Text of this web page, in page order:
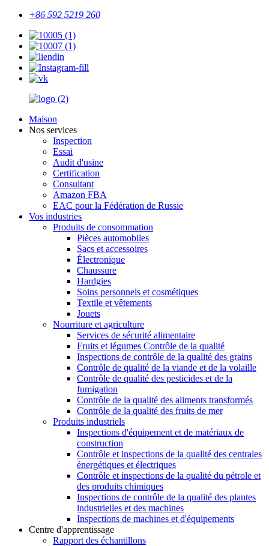
+86 592 5219 260
Maison
Nos services
Inspection
Essai
Audit d'usine
Certification
Consultant
Amazon FBA
EAC pour la Fédération de Russie
Vos industries
Produits de consommation
Pièces automobiles
Sacs et accessoires
Électronique
Chaussure
Hardgies
Soins personnels et cosmétiques
Textile et vêtements
Jouets
Nourriture et agriculture
Services de sécurité alimentaire
Fruits et légumes Contrôle de la qualité
Inspections de contrôle de la qualité des grains
Contrôle de qualité de la viande et de la volaille
Contrôle de qualité des pesticides et de la
fumigation
Contrôle de la qualité des aliments transformés
Contrôle de la qualité des fruits de mer
Produits industriels
Inspections d'équipement et de matériaux de
construction
Contrôle et inspections de la qualité des centrales
énergétiques et électriques
Contrôle et inspections de la qualité du pétrole et
des produits chimiques
Inspections de contrôle de la qualité des plantes
industrielles et des machines
Inspections de machines et d'équipements
Centre d'apprentissage
Rapport des échantillons